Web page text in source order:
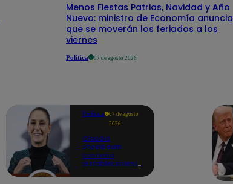
Menos Fiestas Patrias, Navidad y Año
Nuevo: ministro de Economía anuncia
que se moverán los feriados a los
viernes
Política 07 de agosto 2026
Política
07 de agosto
2026
Claudia
Sheinbaum
confirma
restablecimiento